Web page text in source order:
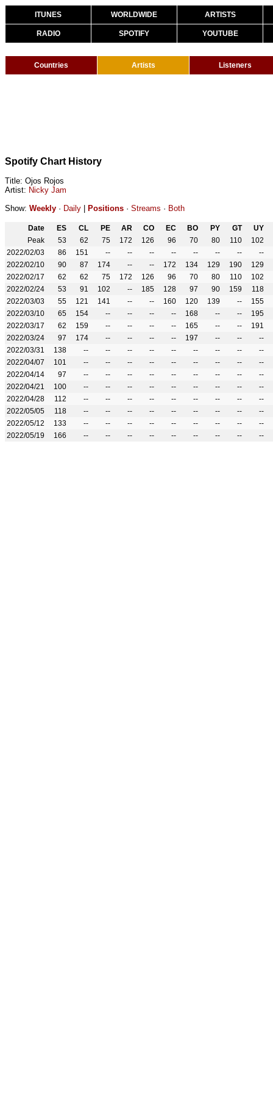
ITUNES WORLDWIDE ARTISTS
RADIO SPOTIFY YOUTUBE
Countries Artists Listeners
Spotify Chart History
Title: Ojos Rojos
Artist: Nicky Jam
Show: Weekly · Daily Positions · Streams · Both
Date ES CL PE AR CO EC BO PY GT
UY
Peak
53 62 75 172 126 96 70 80 110
102
2022/02/03
86 151 -- -- -- -- -- -- --
--
2022/02/10
90 87 174 -- -- 172 134 129 190
129
2022/02/17
62 62 75 172 126 96 70 80 110
102
2022/02/24
53 91 102 -- 185 128 97 90 159
118
2022/03/03
55 121 141 -- -- 160 120 139 --
155
2022/03/10
65 154 -- -- -- -- 168 -- --
195
2022/03/17
62 159 -- -- -- -- 165 -- --
191
2022/03/24
97 174 -- -- -- -- 197 -- --
--
2022/03/31
138 -- -- -- -- -- -- -- --
--
2022/04/07
101 -- -- -- -- -- -- -- --
--
2022/04/14
97 -- -- -- -- -- -- -- --
--
2022/04/21
100 -- -- -- -- -- -- -- --
--
2022/04/28
112 -- -- -- -- -- -- -- --
--
2022/05/05
118 -- -- -- -- -- -- -- --
--
2022/05/12
133 -- -- -- -- -- -- -- --
--
2022/05/19
166 -- -- -- -- -- -- -- -- --